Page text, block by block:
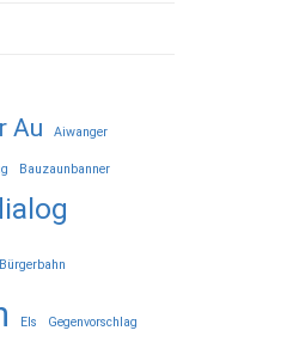
Au Aiwanger
Bauzaunbanner
Bürgerbahn
Els Gegenvorschlag